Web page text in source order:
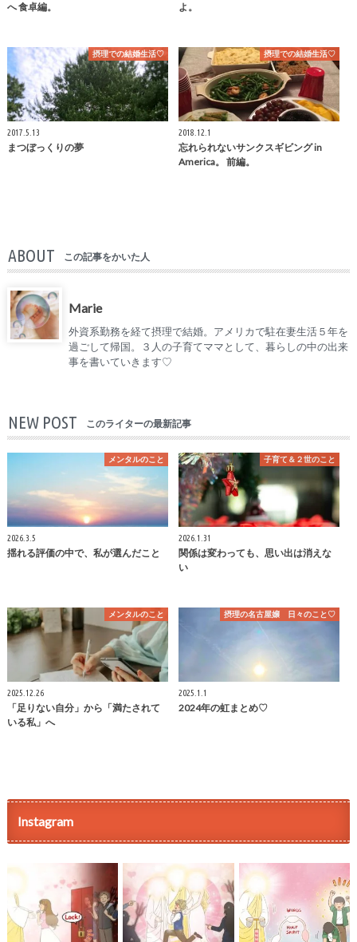
へ 食卓編。 よ。
摂理での結婚生活♡
2017.5.13
まつぼっくりの夢
摂理での結婚生活♡
2018.12.1
忘れられないサンクスギビング in
America。 前編。
ABOUT この記事をかいた人
Marie
外資系勤務を経て摂理で結婚。アメリカで駐在妻生活５年を
過ごして帰国。３人の子育てママとして、暮らしの中の出来
事を書いていきます♡
NEW POST このライターの最新記事
メンタルのこと
2026.3.5
揺れる評価の中で、私が選んだこと
子育て＆２世のこと
2026.1.31
関係は変わっても、思い出は消えな
い
メンタルのこと
2025.12.26
「足りない自分」から「満たされて
いる私」へ
摂理の名古屋嬢 日々のこと♡
2025.1.1
2024年の虹まとめ♡
Instagram